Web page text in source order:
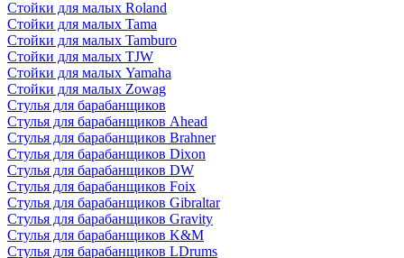
Стойки для малых Roland
Стойки для малых Tama
Стойки для малых Tamburo
Стойки для малых TJW
Стойки для малых Yamaha
Стойки для малых Zowag
Стулья для барабанщиков
Стулья для барабанщиков Ahead
Стулья для барабанщиков Brahner
Стулья для барабанщиков Dixon
Стулья для барабанщиков DW
Стулья для барабанщиков Foix
Стулья для барабанщиков Gibraltar
Стулья для барабанщиков Gravity
Стулья для барабанщиков K&M
Стулья для барабанщиков LDrums